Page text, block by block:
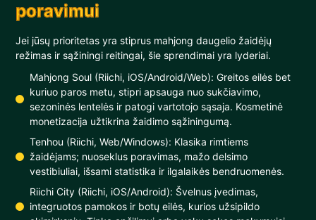
poravimui
Jei jūsų prioritetas yra stiprus mahjong daugelio žaidėjų
režimas ir sąžiningi reitingai, šie sprendimai yra lyderiai.
Mahjong Soul (Riichi, iOS/Android/Web): Greitos eilės bet
kuriuo paros metu, stipri apsauga nuo sukčiavimo,
sezoninės lentelės ir patogi vartotojo sąsaja. Kosmetinė
monetizacija užtikrina žaidimo sąžiningumą.
Tenhou (Riichi, Web/Windows): Klasika rimtiems
žaidėjams; nuoseklus poravimas, mažo delsimo
vestibiuliai, išsami statistika ir ilgalaikės bendruomenės.
Riichi City (Riichi, iOS/Android): Švelnus įvedimas,
integruotos pamokos ir botų eilės, kurios užsipildo